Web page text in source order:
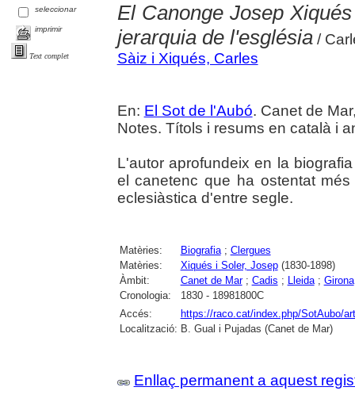
seleccionar
imprimir
Text complet
El Canonge Josep
jerarquia de l'església/
Sàiz i Xiqués, Carles
En: El Sot de l'Aubó. Canet de
Notes. Títols i resums en català i
L'autor aprofundeix en la
el canetenc que ha ostentat
eclesiàstica d'entre segle.
Matèries: Biografia; Clergues
Matèries:
Xiqués i Soler, Josep(1830-1898)
Àmbit:
Canet de Mar; Cadis ; Lleida; Girona
Cronologia:
1830 - 18981800C
Accés:
https://raco.cat/index.php/SotAubo/
Localització: B. Gual i Pujadas (Canet de Mar)
Enllaç permanent a aquest